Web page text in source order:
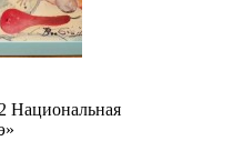
Национальная